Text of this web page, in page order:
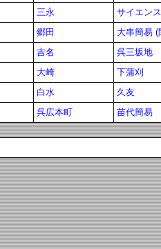
三永
サイエン
郷田
大串簡易 (
吉名
呉三坂地
大崎
下蒲刈
白水
久友
呉広本町 苗代簡易